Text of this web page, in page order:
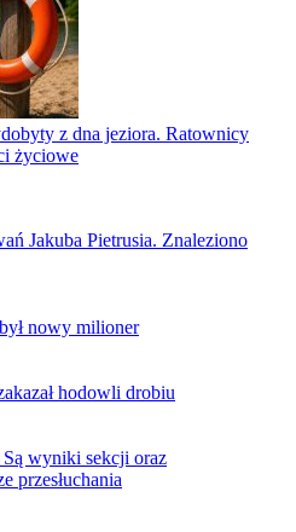
z dna jeziora. Ratownicy
życiowe
Jakuba Pietrusia. Znaleziono
nowy milioner
hodowli drobiu
Są wyniki sekcji oraz
przesłuchania